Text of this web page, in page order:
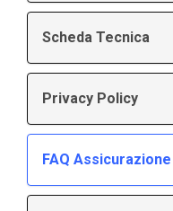
Scheda Tecnica
Privacy Policy
FAQ